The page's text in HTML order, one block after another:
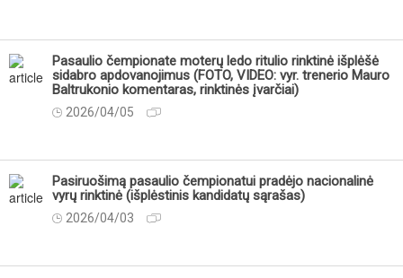
Pasaulio čempionate moterų ledo ritulio rinktinė išplėšė
sidabro apdovanojimus (FOTO, VIDEO: vyr. trenerio Mauro
Baltrukonio komentaras, rinktinės įvarčiai)
2026/04/05
Pasiruošimą pasaulio čempionatui pradėjo nacionalinė
vyrų rinktinė (išplėstinis kandidatų sąrašas)
2026/04/03